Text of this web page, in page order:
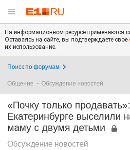
На информационном ресурсе применяются
Оставаясь на сайте, вы подтверждаете свое
их использование.
Поиск по форумам
Общение Обсуждение новостей
«Почку только
Екатеринбурге выселили
маму с двумя детьми
Обсуждение новостей